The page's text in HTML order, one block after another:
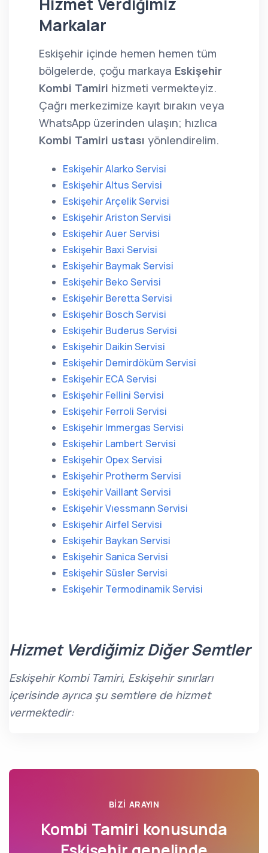
Markalar
Eskişehir içinde hemen hemen tüm
bölgelerde, çoğu markaya Eskişehir
Kombi Tamiri hizmeti vermekteyiz.
Çağrı merkezimize kayıt bırakın veya
WhatsApp üzerinden ulaşın; hızlıca
Kombi Tamiri ustası yönlendirelim.
Eskişehir Alarko Servisi
Eskişehir Altus Servisi
Eskişehir Arçelik Servisi
Eskişehir Ariston Servisi
Eskişehir Auer Servisi
Eskişehir Baxi Servisi
Eskişehir Baymak Servisi
Eskişehir Beko Servisi
Eskişehir Beretta Servisi
Eskişehir Bosch Servisi
Eskişehir Buderus Servisi
Eskişehir Daikin Servisi
Eskişehir Demirdöküm Servisi
Eskişehir ECA Servisi
Eskişehir Fellini Servisi
Eskişehir Ferroli Servisi
Eskişehir Immergas Servisi
Eskişehir Lambert Servisi
Eskişehir Opex Servisi
Eskişehir Protherm Servisi
Eskişehir Vaillant Servisi
Eskişehir Vıessmann Servisi
Eskişehir Airfel Servisi
Eskişehir Baykan Servisi
Eskişehir Sanica Servisi
Eskişehir Süsler Servisi
Eskişehir Termodinamik Servisi
Hizmet Verdiğimiz Diğer Semtler
Eskişehir Kombi Tamiri, Eskişehir sınırları
içerisinde ayrıca şu semtlere de hizmet
vermektedir:
BIZI ARAYIN
Kombi Tamiri konusunda